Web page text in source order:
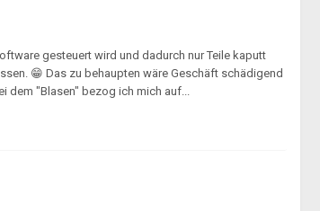
gesteuert wird und dadurch nur Teile kaputt
😁 Das zu behaupten wäre Geschäft schädigend
dem "Blasen" bezog ich mich auf...